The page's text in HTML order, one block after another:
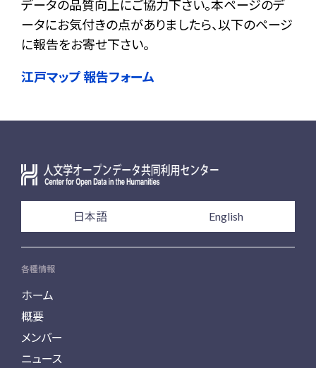
データの品質向上にご協力下さい。本ページのデ
ータにお気付きの点がありましたら、以下のページ
に報告をお寄せ下さい。
江戸マップ 報告フォーム
日本語 English
各種情報
ホーム
概要
メンバー
ニュース